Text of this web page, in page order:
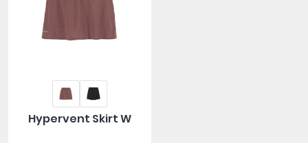
Hypervent Skirt W